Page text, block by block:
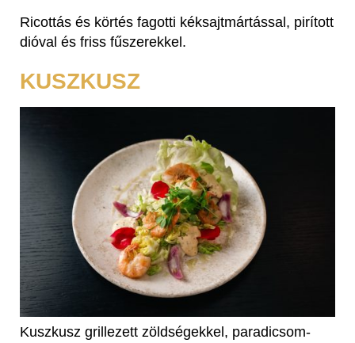
Ricottás és körtés fagotti kéksajtmártással, pirított
dióval és friss fűszerekkel.
KUSZKUSZ
Kuszkusz grillezett zöldségekkel, paradicsom-